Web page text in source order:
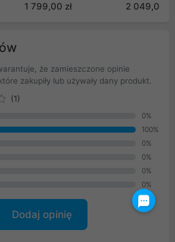
PVV532G600C30K
1 799,00 zł 2 049,00 zł
że zamieszczone opinie
zakupiły lub używały dany produkt.
(1)
0%
100%
0%
0%
0%
0%
Dodaj opinię